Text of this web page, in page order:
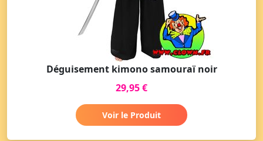
Déguisement kimono samouraï noir
29,95 €
Voir le Produit